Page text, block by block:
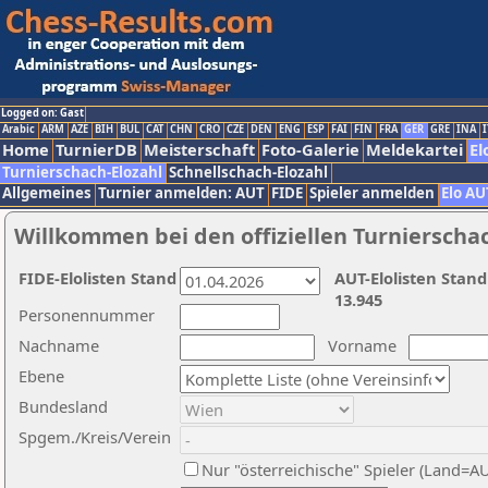
Logged on: Gast
Arabic ARM AZE BIH BUL CAT CHN CRO CZE DEN ENG ESP FAI FIN FRA GER GRE INA
Home TurnierDB Meisterschaft Foto-Galerie Meldekartei
Turnierschach-Elozahl Schnellschach-Elozahl
Allgemeines Turnier anmelden: AUT FIDE Spieler anmelden Elo
Willkommen bei den offiziellen
Nachname
Vorname
Ebene
Personennummer
Bundesland
Spgem./Kreis/Verein
Nur "österreichische" Spieler
AUT-Elolisten
13.945
FIDE-Elolisten Stand